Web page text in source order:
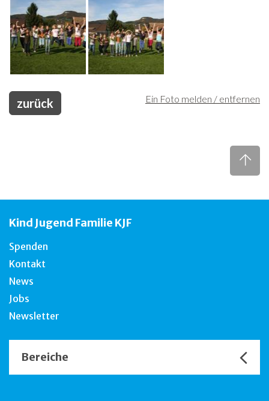
Ein Foto melden / entfernen
zurück
Kind Jugend Familie KJF
Spenden
Kontakt
News
Jobs
Newsletter
Bereiche